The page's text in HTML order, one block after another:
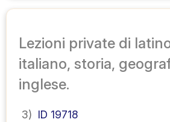
Lezioni private di
italiano, storia,
inglese.
3) ID 19718